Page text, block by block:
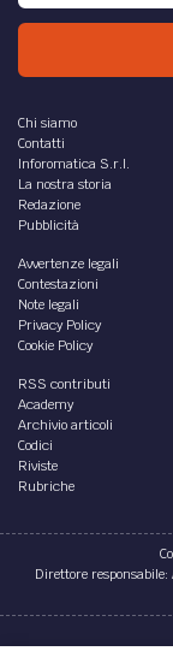
Chi siamo
Contatti
Inforomatica S.r.l.
La nostra storia
Redazione
Pubblicità
Avvertenze legali
Contestazioni
Note legali
Privacy Policy
Cookie Policy
RSS contributi
Academy
Archivio articoli
Codici
Riviste
Rubriche
Direttore